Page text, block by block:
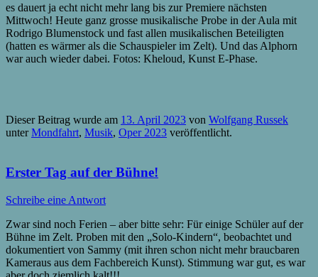
es dauert ja echt nicht mehr lang bis zur Premiere nächsten
Mittwoch! Heute ganz grosse musikalische Probe in der Aula mit
Rodrigo Blumenstock und fast allen musikalischen Beteiligten
(hatten es wärmer als die Schauspieler im Zelt). Und das Alphorn
war auch wieder dabei. Fotos: Kheloud, Kunst E-Phase.
Dieser Beitrag wurde am 13. April 2023 von Wolfgang Russek
unterMondfahrt, Musik, Oper 2023 veröffentlicht.
Erster Tag auf der Bühne!
Schreibe eine Antwort
Zwar sind noch Ferien – aber bitte sehr: Für einige Schüler auf der
Bühne im Zelt. Proben mit den „Solo-Kindern“, beobachtet und
dokumentiert von Sammy (mit ihren schon nicht mehr braucbaren
Kameraus aus dem Fachbereich Kunst). Stimmung war gut, es war